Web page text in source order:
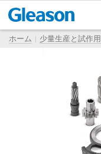
ホーム 少量生産と試作